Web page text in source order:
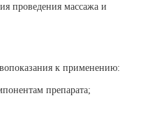
проведения массажа и
к применению:
препарата;